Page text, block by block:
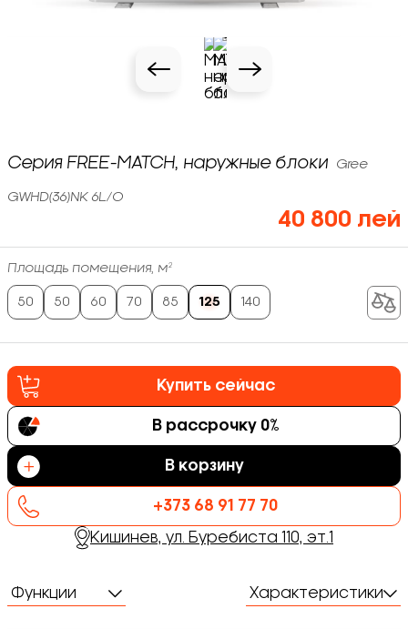
Серия FREE-MATCH, наружные блоки Gree
GWHD(36)NK 6L/O
40 800 лей
Площадь помещения, м²
50 50 60 70 85 125 140
Купить сейчас
В рассрочку 0%
В корзину
+373 68 91 77 70
Кишинев, ул. Буребиста 110, эт.1
Функции Характеристики